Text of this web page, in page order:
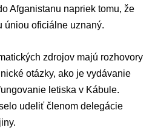
Afganistanu napriek tomu, že
úniou oficiálne uznaný.
zdrojov majú rozhovory
otázky, ako je vydávanie
letiska v Kábule.
udeliť členom delegácie